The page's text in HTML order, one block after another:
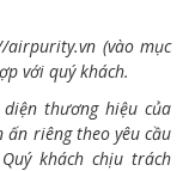
airpurity.vn (vào mục
với quý khách.
thương hiệu của
riêng theo yêu cầu
khách chịu trách